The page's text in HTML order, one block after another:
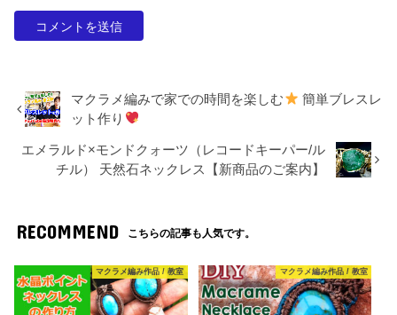
マクラメ編みで家での時間を楽しむ
簡単ブレスレ
ット作り
エメラルド×モンドクォーツ（レコードキーパー/ル
チル） 天然石ネックレス【新商品のご案内】
RECOMMEND こちらの記事も人気です。
マクラメ編み作品 / 教室 マクラメ編み作品 / 教室